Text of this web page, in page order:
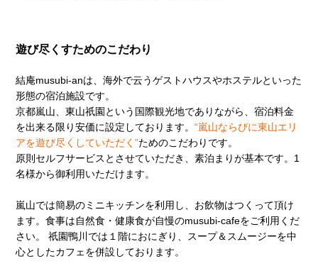
遊び尽くすためのこだわり
結庵musubi-anは、海外で云うゲストハウスやホステルといった
形態の宿泊施設です。
京都嵐山、東山祇園という国際観光地でありながら、宿泊料金
を出来る限り安価に設定しております。“嵐山ならびに東山エリ
アを遊び尽くしていただく”ためのこだわりです。
原則セルフサービスとさせていただき、素泊まりが基本です。1
名様から御利用いただけます。
嵐山では簡易のミニキッチンを利用し、お飲物はつくって頂け
ます。食事は自然食・健康食が自慢のmusubi-cafeをご利用くだ
さい。 祇園鴨川では１階におにぎり、スープ＆スムージーを中
心としたカフェを併設しております。